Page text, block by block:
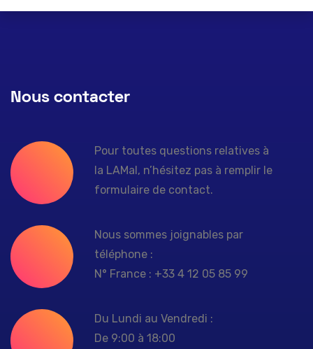
Nous contacter
Pour toutes questions relatives à
la LAMal, n’hésitez pas à remplir le
formulaire de contact.
Nous sommes joignables par
téléphone :
N° France : +33 4 12 05 85 99
Du Lundi au Vendredi :
De 9:00 à 18:00